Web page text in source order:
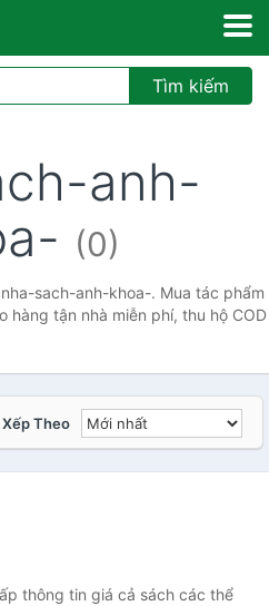
Tìm kiếm
anh-
(0)
sach-anh-khoa-. Mua tác phẩm
hàng tận nhà miễn phí, thu hộ COD
Xếp Theo
thông tin giá cả sách các thể